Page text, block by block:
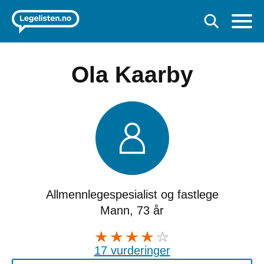
Ola Kaarby
Allmennlegespesialist og fastlege
Mann, 73 år
17 vurderinger